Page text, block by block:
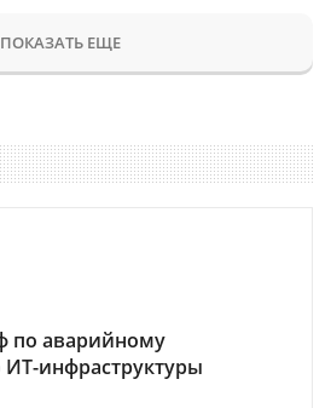
ПОКАЗАТЬ ЕЩЕ
по аварийному
инфраструктуры